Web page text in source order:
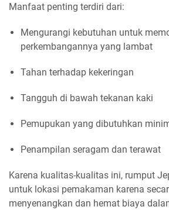
Manfaat penting terdiri dari:
Mengurangi kebutuhan untuk
perkembangannya yang lambat
Tahan terhadap kekeringan
Tangguh di bawah tekanan kaki
Pemupukan yang dibutuhkan
Penampilan seragam dan terawat
Karena kualitas-kualitas ini, rumput
untuk lokasi pemakaman karena
menyenangkan dan hemat biaya